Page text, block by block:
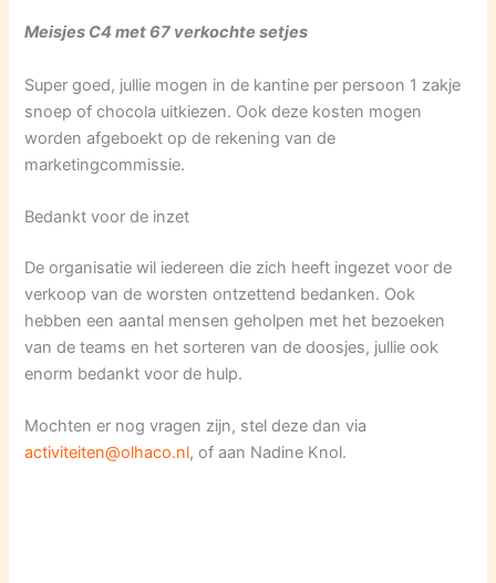
Meisjes C4 met 67 verkochte setjes
Super goed, jullie mogen in de kantine per persoon 1 zakje
snoep of chocola uitkiezen. Ook deze kosten mogen
worden afgeboekt op de rekening van de
marketingcommissie.
Bedankt voor de inzet
De organisatie wil iedereen die zich heeft ingezet voor de
verkoop van de worsten ontzettend bedanken. Ook
hebben een aantal mensen geholpen met het bezoeken
van de teams en het sorteren van de doosjes, jullie ook
enorm bedankt voor de hulp.
Mochten er nog vragen zijn, stel deze dan via
activiteiten@olhaco.nl, of aan Nadine Knol.